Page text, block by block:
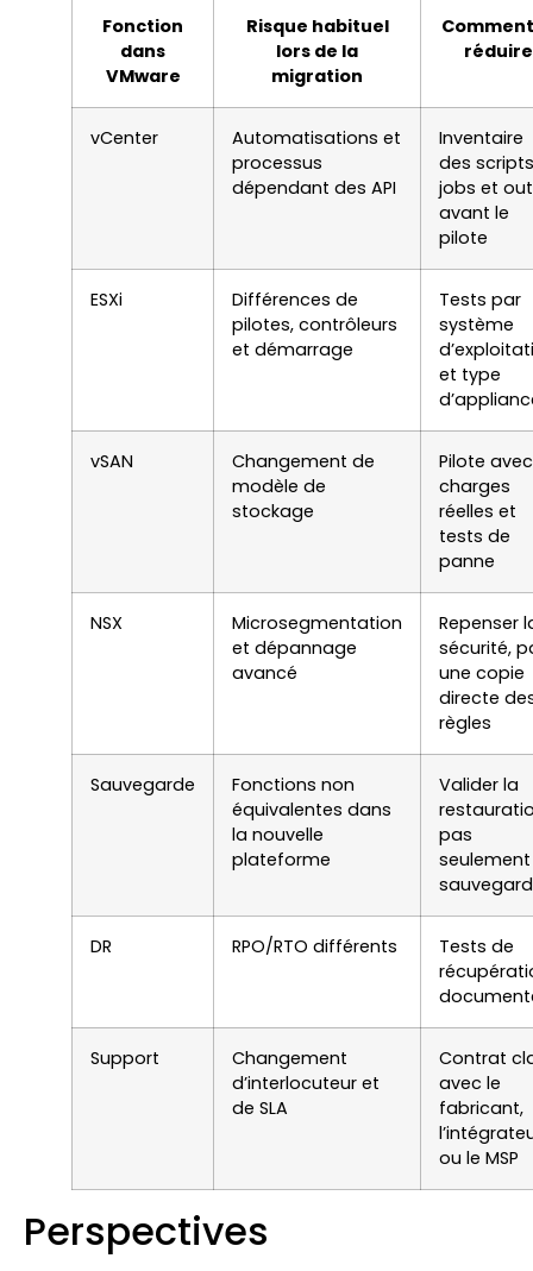
Fonction
dans
VMware
Risque habituel
lors de la
migration
réduire
vCenter
Automatisations et
processus
dépendant des API
Inventaire
des
jobs et
avant le
pilote
ESXi
Différences de
pilotes, contrôleurs
et démarrage
Tests par
système
et type
vSAN
Changement de
modèle de
stockage
Pilote avec
charges
réelles et
tests de
panne
NSX
Microsegmentation
et dépannage
avancé
Repenser
sécurité,
une copie
directe
règles
Sauvegarde
Fonctions non
équivalentes dans
la nouvelle
plateforme
Valider la
pas
DR RPO/RTO différents
Tests de
Support
Changement
d’interlocuteur et
de SLA
Contrat
avec le
fabricant,
ou le MSP
Perspectives